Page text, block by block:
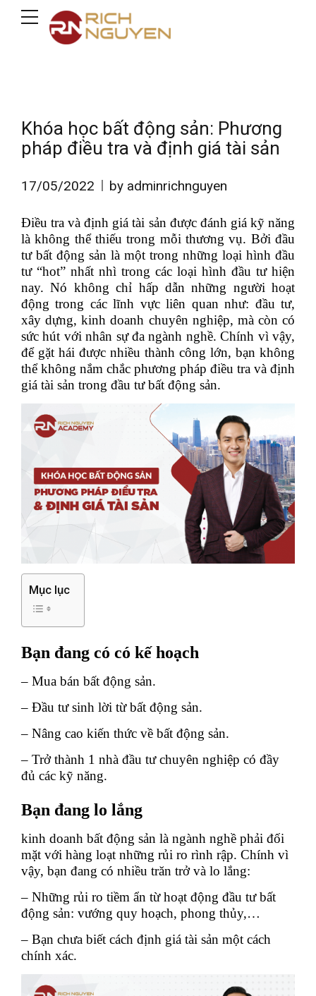
Khóa học bất động sản: Phương
pháp điều tra và định giá tài sản
17/05/2022 by adminrichnguyen
Điều tra và định giá tài sản được đánh giá kỹ năng
là không thể thiếu trong mỗi thương vụ. Bởi đầu
tư bất động sản là một trong những loại hình đầu
tư “hot” nhất nhì trong các loại hình đầu tư hiện
nay. Nó không chỉ hấp dẫn những người hoạt
động trong các lĩnh vực liên quan như: đầu tư,
xây dựng, kinh doanh chuyên nghiệp, mà còn có
sức hút với nhân sự đa ngành nghề. Chính vì vậy,
để gặt hái được nhiều thành công lớn, bạn không
thể không nắm chắc phương pháp điều tra và định
giá tài sản trong đầu tư bất động sản.
Mục lục
Bạn đang có có kế hoạch
– Mua bán bất động sản.
– Đầu tư sinh lời từ bất động sản.
– Nâng cao kiến thức về bất động sản.
– Trở thành 1 nhà đầu tư chuyên nghiệp có đầy
đủ các kỹ năng.
Bạn đang lo lắng
kinh doanh bất động sản là ngành nghề phải đối
mặt với hàng loạt những rủi ro rình rập. Chính vì
vậy, bạn đang có nhiều trăn trở và lo lắng:
– Những rủi ro tiềm ẩn từ hoạt động đầu tư bất
động sản: vướng quy hoạch, phong thủy,…
– Bạn chưa biết cách định giá tài sản một cách
chính xác.